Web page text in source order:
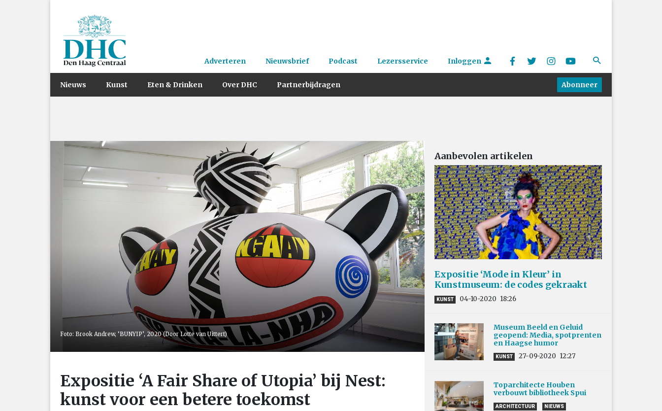
Adverteren Nieuwsbrief Podcast Lezersservice Inloggen
Nieuws Kunst Eten & Drinken Over DHC Partnerbijdragen Abonneer
Foto: Brook Andrew, ‘BUNYIP’, 2020 (Door Lotte van Uittert)
Expositie ‘A Fair Share of Utopia’ bij Nest:
kunst voor een betere toekomst
Aanbevolen artikelen
Expositie ‘Mode in Kleur’ in
Kunstmuseum: de codes gekraakt
KUNST 04-10-2020 18:26
Museum Beeld en Geluid
geopend: Media, spotprenten
en Haagse humor
KUNST 27-09-2020 12:27
Toparchitecte Houben
verbouwt bibliotheek Spui
ARCHITECTUUR NIEUWS